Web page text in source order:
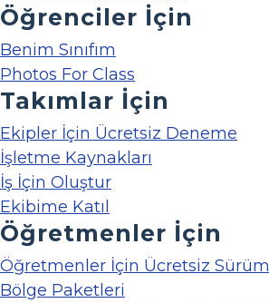
Öğrenciler İçin
Benim Sınıfım
Photos For Class
Takımlar İçin
Ekipler İçin Ücretsiz Deneme
İşletme Kaynakları
İş İçin Oluştur
Ekibime Katıl
Öğretmenler İçin
Öğretmenler İçin Ücretsiz Sürüm
Bölge Paketleri